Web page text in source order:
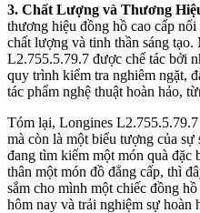
3. Chất Lượng và Thương
thương hiệu đồng hồ cao cấp
chất lượng và tinh thần sáng
L2.755.5.79.7 được chế tác bởi
quy trình kiểm tra nghiêm ngặt,
tác phẩm nghệ thuật hoàn hảo,
Tóm lại, Longines
mà còn là một biểu tượng của
đang tìm kiếm một món quà đặc
thân một món đồ đẳng cấp, thì
sắm cho mình một chiếc đồng
hôm nay và trải nghiệm sự hoàn